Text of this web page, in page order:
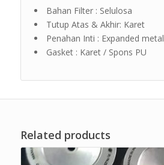
Bahan Filter : Selulosa
Tutup Atas & Akhir: Karet
Penahan Inti : Expanded metal
Gasket : Karet / Spons PU
Related products